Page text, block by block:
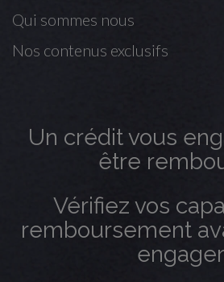
Qui sommes nous
Nos contenus exclusifs
Un crédit vous
être
Vérifiez vos
remboursement
engager